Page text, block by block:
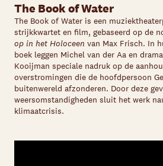
The Book of Water
The Book of Water is een
strijkkwartet en film, gebaseerd op de
op in het Holoceen van Max Frisch. In
boek leggen Michel van der Aa en
Kooijman speciale nadruk op de
overstromingen die de hoofdpersoon
buitenwereld afzonderen. Door deze
weersomstandigheden sluit het werk
klimaatcrisis.